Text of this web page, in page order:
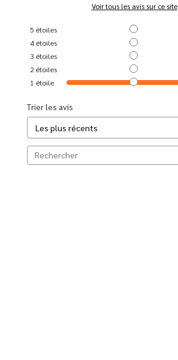
Voir tous les avis sur ce site
5 étoiles
4étoiles
3 étoiles
2 étoiles
1 étoile
Trier les avis